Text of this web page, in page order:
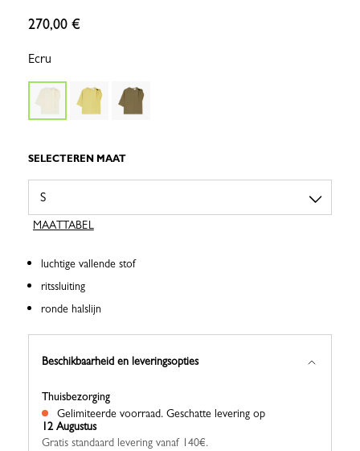
270,00 €
Ecru
SELECTEREN MAAT
MAATTABEL
luchtige vallende stof
ritssluiting
ronde halslijn
Beschikbaarheid en leveringsopties
Thuisbezorging
Gelimiteerde voorraad. Geschatte levering op
12 Augustus
Gratis standaard levering vanaf 140€.